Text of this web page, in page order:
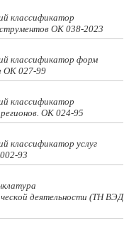
классификатор
OK 038-2023
классификатор форм
ОК 027-99
классификатор
ОК 024-95
классификатор услуг
93
деятельности (ТН ВЭД